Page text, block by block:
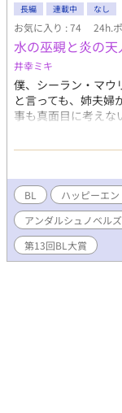
@fuesugiruwakame
長編 連載中 なし
お気に入り : 74 24h.
水の巫覡と炎の
井幸ミキ
僕、シーラン・マウ
と言っても、姉夫婦
事も真面目に考えな
から、このままこ
過ごしたいのだけど
ていうと遠慮して
辺鄙な街で。 １５
園都市へ留学しな
機？ レオリムが何
も！？ やけに老成し
幼馴染婚約者レオリ
へ行くはずが……？
す世界。 魔法は魂
姻は、異性・同性
BL ハッピーエン
アンダルシュノベル
第13回BL大賞